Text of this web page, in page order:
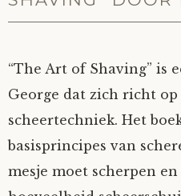
“The Art of Shaving” is
George dat zich richt
scheertechniek. Het
basisprincipes van
mesje moet scherpen